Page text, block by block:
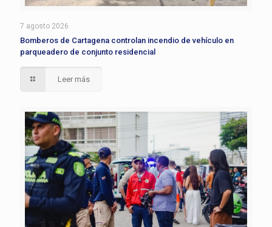
7 agosto 2026
Bomberos de Cartagena controlan incendio de vehículo en
parqueadero de conjunto residencial
Leer más